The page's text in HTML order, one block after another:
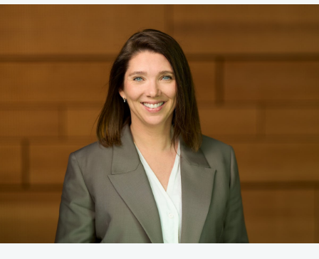
klækina sem netglæpamenn nota.